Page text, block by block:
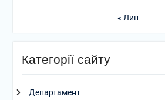
« Лип
Категорії сайту
Департамент